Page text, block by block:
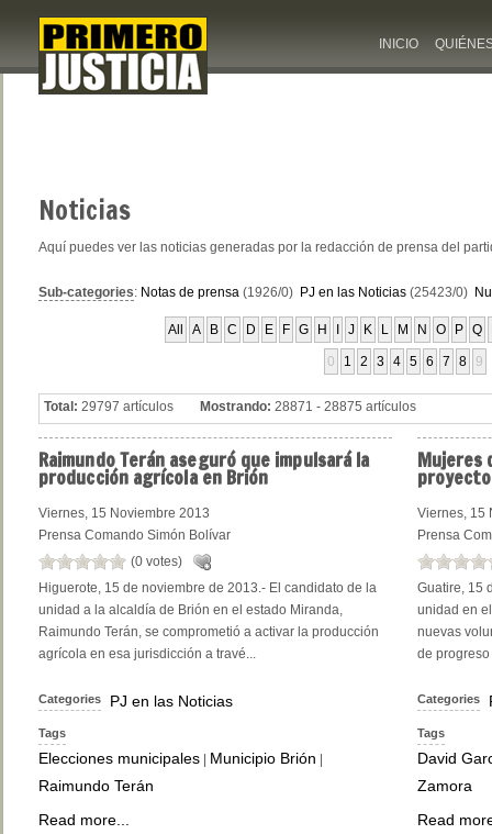
INICIO
Noticias
Aquí puedes ver las noticias generadas por la redacción de prensa del
Sub-categories: Notas de prensa (1926/0) PJ en las Noticias (25423/0)
All A B C D E F G H J K L M N O P Q
0 1 2 3 4 5 6 7 8 9
Total: 29797 artículos Mostrando: 28871 - 28875 artículos
RaimundoTerán aseguró que impulsará la
producción agrícola en Brión
Viernes, 15 Noviembre 2013
Prensa Comando Simón Bolívar
(0 votes)
Higuerote, 15 de noviembre de 2013.- El candidato de la
unidad a la alcaldía de Brión en el estado Miranda,
Raimundo Terán, se comprometió a activar la producción
agrícola en esa jurisdicción a travé...
Categories PJ en las Noticias
Tags
Elecciones municipales Municipio Brión
Raimundo Terán
Read more...
Mujeres
proyecto
Viernes, 15
Prensa
Guatire, 15
unidad en
nuevas
de
Categories
Tags
David
Zamora
Read